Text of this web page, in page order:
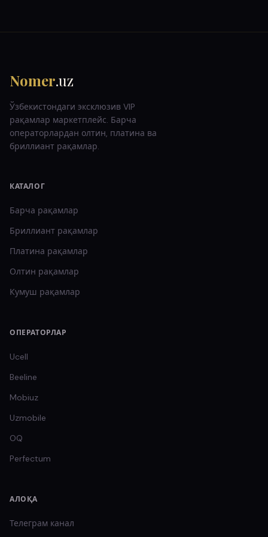
Nomer.uz
Ўзбекистондаги эксклюзив VIP
рақамлар маркетплейс. Барча
операторлардан олтин, платина ва
бриллиант рақамлар.
КАТАЛОГ
Барча рақамлар
Бриллиант рақамлар
Платина рақамлар
Олтин рақамлар
Кумуш рақамлар
ОПЕРАТОРЛАР
Ucell
Beeline
Mobiuz
Uzmobile
OQ
Perfectum
АЛОҚА
Телеграм канал